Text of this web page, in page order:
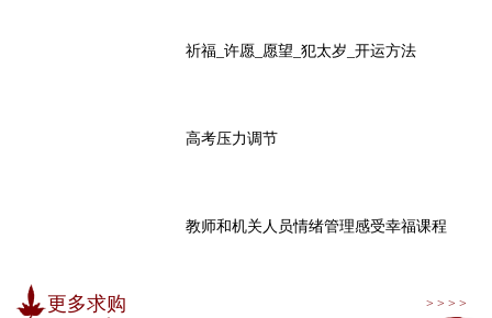
祈福_许愿_愿望_犯太岁_开运方法
高考压力调节
教师和机关人员情绪管理感受幸福课程
更多求购 > > > >